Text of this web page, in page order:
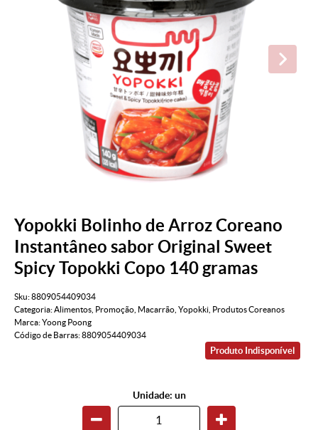
Yopokki Bolinho de Arroz Coreano
Instantâneo sabor Original Sweet
Spicy Topokki Copo 140 gramas
Sku:8809054409034
Categoria:Alimentos Promoção Macarrão Yopokki Produtos Coreanos
Marca:Yoong Poong
Código de Barras:8809054409034
Produto Indisponível
Unidade: un